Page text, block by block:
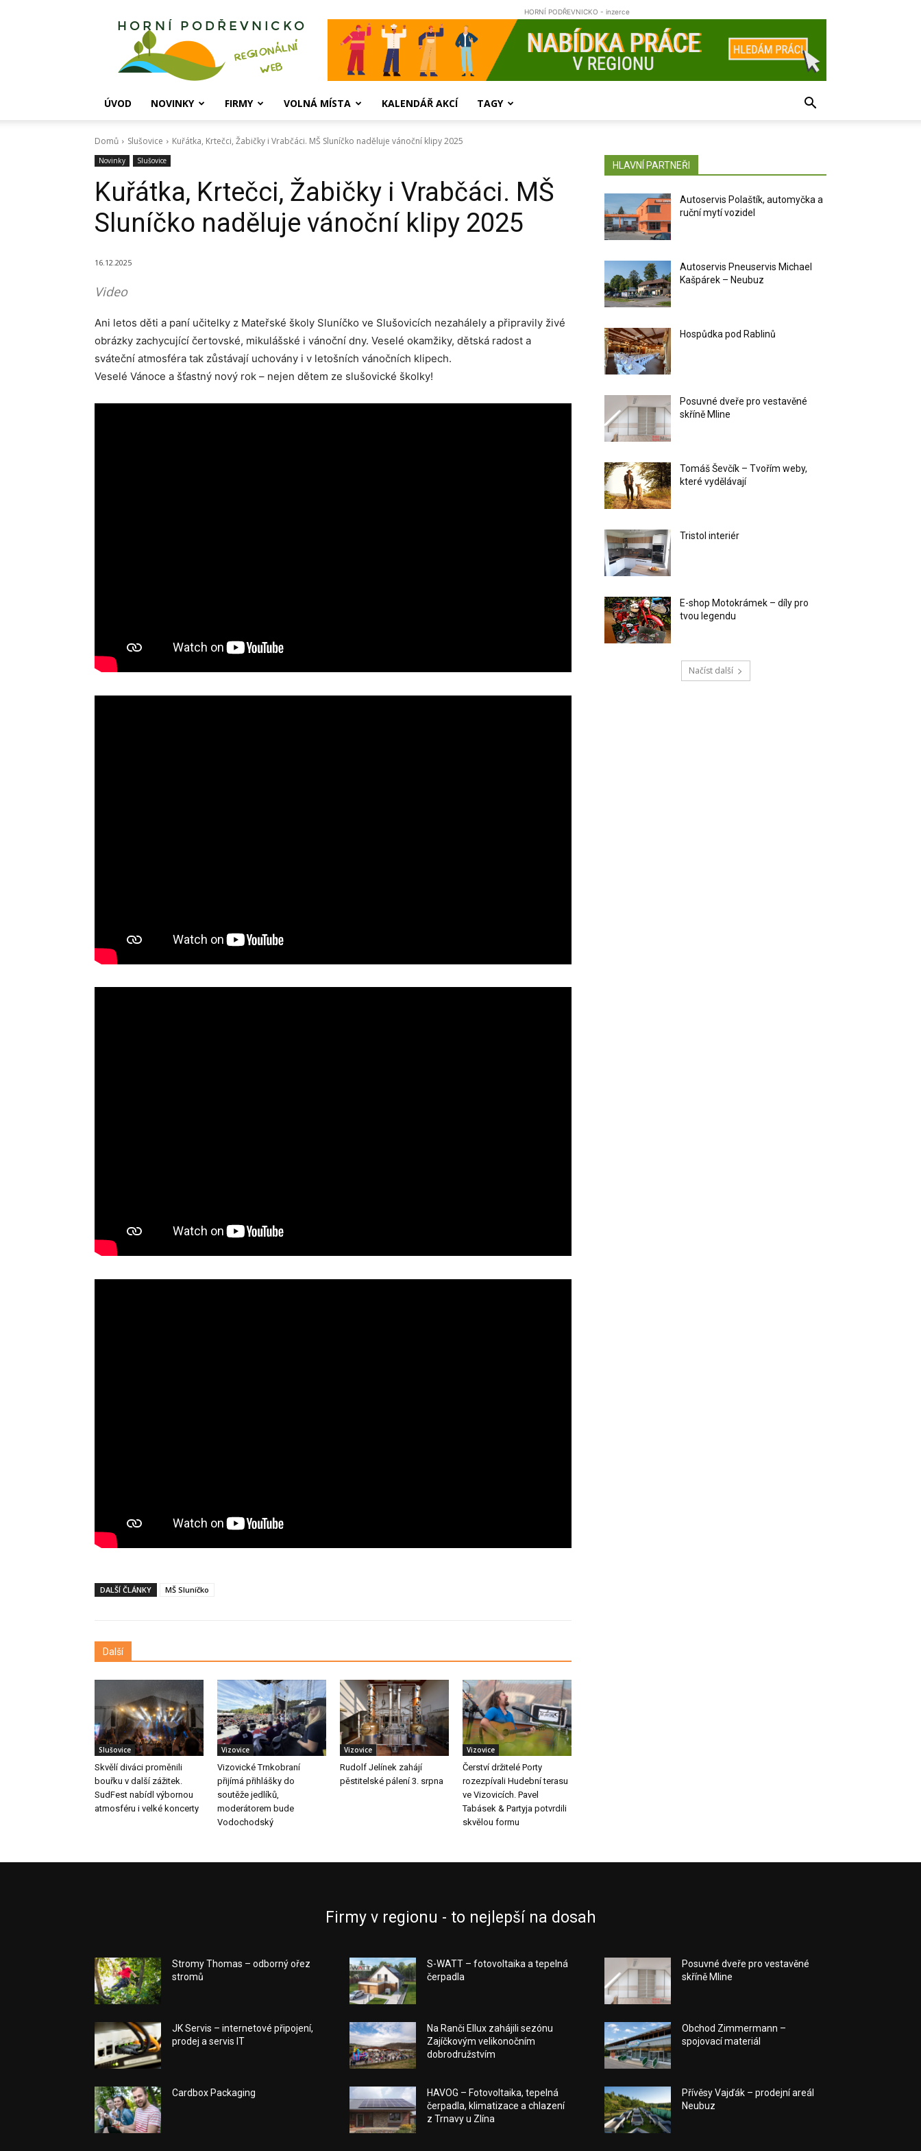
Horní
HORNÍ PODŘEVNICKO - inzerce
ÚVOD NOVINKY FIRMY VOLNÁ MÍSTA KALENDÁŘ AKCÍ TAGY
Domů Slušovice Kuřátka, Krtečci, Žabičky i Vrabčáci. MŠ Sluníčko naděluje vánoční klipy 2025
Novinky Slušovice
Kuřátka, Krtečci, Žabičky i Vrabčáci. MŠ
Sluníčko naděluje vánoční klipy 2025
16.12.2025
Video
Ani letos děti a paní učitelky z Mateřské školy Sluníčko ve Slušovicích nezahálely a připravily živé
obrázky zachycující čertovské, mikulášské i vánoční dny. Veselé okamžiky, dětská radost a
sváteční atmosféra tak zůstávají uchovány i v letošních vánočních klipech.
Veselé Vánoce a šťastný nový rok – nejen dětem ze slušovické školky!
DALŠÍ ČLÁNKY MŠ Sluníčko
Další
Slušovice
Skvělí diváci proměnili
bouřku v další zážitek.
SudFest nabídl výbornou
atmosféru i velké koncerty
Vizovice
Vizovické Trnkobraní
přijímá přihlášky do
soutěže jedlíků,
moderátorem bude
Vodochodský
Vizovice
Rudolf Jelínek zahájí
pěstitelské pálení 3. srpna
Vizovice
Čerství držitelé Porty
rozezpívali Hudební terasu
ve Vizovicích. Pavel
Tabásek & Partyja potvrdili
skvělou formu
HLAVNÍ PARTNEŘI
Autoservis Polaštík, automyčka a
ruční mytí vozidel
Autoservis Pneuservis Michael
Kašpárek – Neubuz
Hospůdka pod Rablinů
Posuvné dveře pro vestavěné
skříně Mline
Tomáš Ševčík – Tvořím weby,
které vydělávají
Tristol interiér
E-shop Motokrámek – díly pro
tvou legendu
Načíst další
Firmy v regionu - to nejlepší na dosah
Stromy Thomas – odborný ořez
stromů
JK Servis – internetové připojení,
prodej a servis IT
Cardbox Packaging
S-WATT – fotovoltaika a tepelná
čerpadla
Na Ranči Ellux zahájili sezónu
Zajíčkovým velikonočním
dobrodružstvím
HAVOG – Fotovoltaika, tepelná
čerpadla, klimatizace a chlazení
z Trnavy u Zlína
Posuvné dveře pro vestavěné
skříně Mline
Obchod Zimmermann –
spojovací materiál
Přívěsy Vajďák – prodejní areál
Neubuz